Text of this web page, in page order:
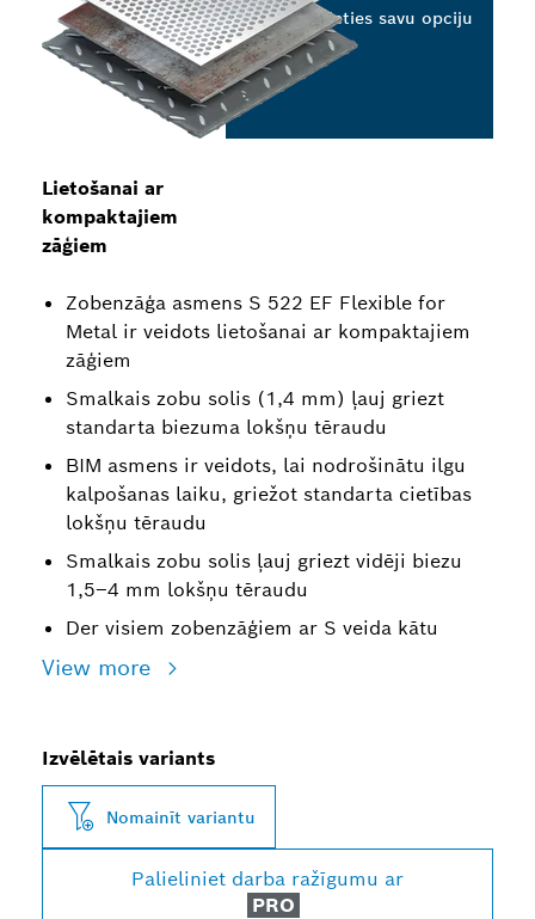
Lietošanai ar
kompaktajiem
zāģiem
Zobenzāģa asmens S 522 EF Flexible for
Metal ir veidots lietošanai ar kompaktajiem
zāģiem
Smalkais zobu solis (1,4 mm) ļauj griezt
standarta biezuma lokšņu tēraudu
BIM asmens ir veidots, lai nodrošinātu ilgu
kalpošanas laiku, griežot standarta cietības
lokšņu tēraudu
Smalkais zobu solis ļauj griezt vidēji biezu
1,5–4 mm lokšņu tēraudu
Der visiem zobenzāģiem ar S veida kātu
View more
Izvēlieties savu opciju
Izvēlētais variants
Nomainīt variantu
Palieliniet darba ražīgumu ar
PRO